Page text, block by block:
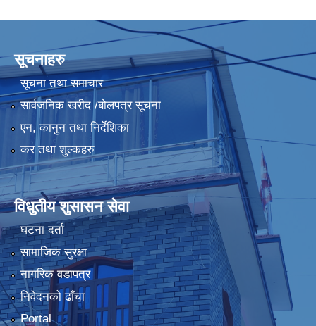
सूचनाहरु
सूचना तथा समाचार
सार्वजनिक खरीद /बोलपत्र सूचना
एन, कानुन तथा निर्देशिका
कर तथा शुल्कहरु
विधुतीय शुसासन सेवा
घटना दर्ता
सामाजिक सुरक्षा
नागरिक वडापत्र
निवेदनको ढाँचा
Portal